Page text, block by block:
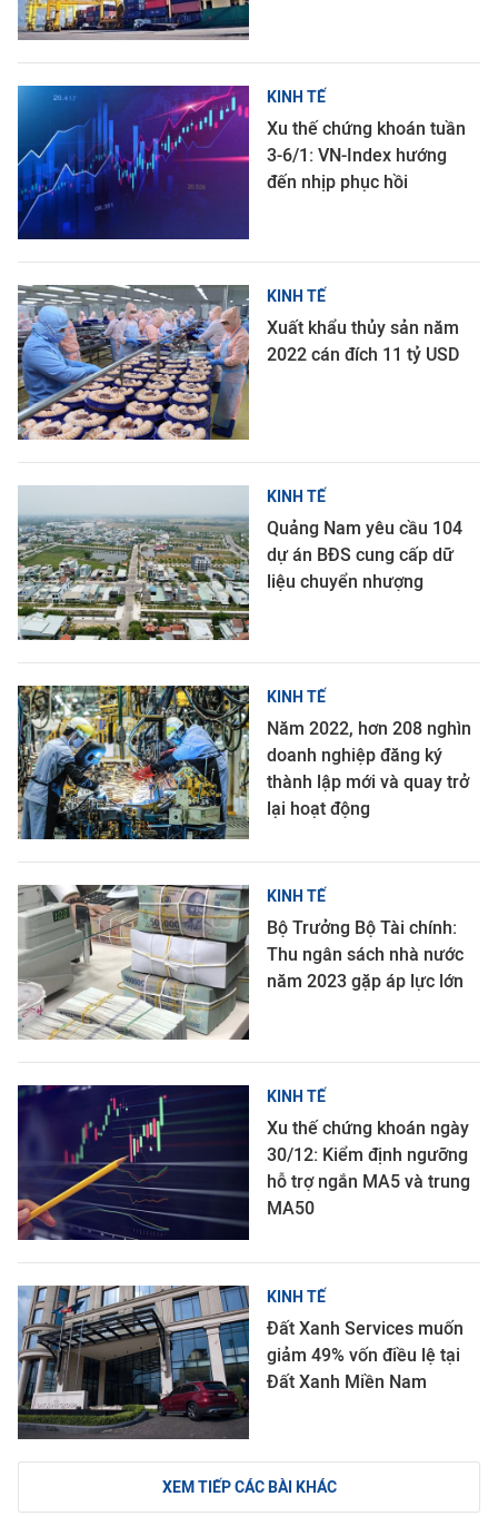
KINH TẾ
Xu thế chứng khoán tuần
3-6/1: VN-Index hướng
đến nhịp phục hồi
KINH TẾ
Xuất khẩu thủy sản năm
2022 cán đích 11 tỷ USD
KINH TẾ
Quảng Nam yêu cầu 104
dự án BĐS cung cấp dữ
liệu chuyển nhượng
KINH TẾ
Năm 2022, hơn 208 nghìn
doanh nghiệp đăng ký
thành lập mới và quay trở
lại hoạt động
KINH TẾ
Bộ Trưởng Bộ Tài chính:
Thu ngân sách nhà nước
năm 2023 gặp áp lực lớn
KINH TẾ
Xu thế chứng khoán ngày
30/12: Kiểm định ngưỡng
hỗ trợ ngắn MA5 và trung
MA50
KINH TẾ
Đất Xanh Services muốn
giảm 49% vốn điều lệ tại
Đất Xanh Miền Nam
XEM TIẾP CÁC BÀI KHÁC